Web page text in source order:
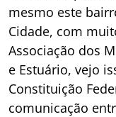
mesmo este
Cidade, com
Associação dos
e Estuário, vejo
Constituição
comunicação